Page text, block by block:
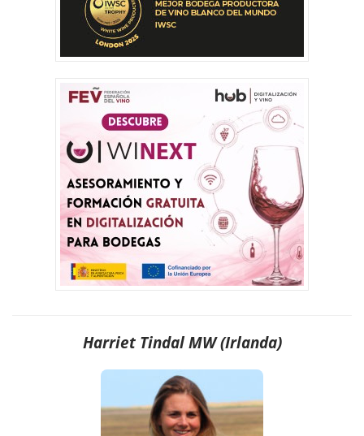
Harriet Tindal MW (Irlanda)